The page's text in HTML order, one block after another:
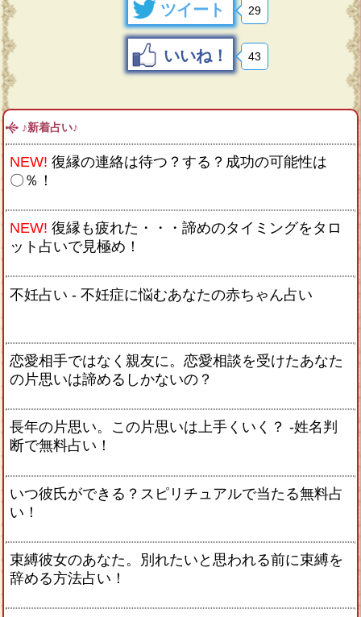
ツイート 29
いいね！ 43
♪新着占い♪
NEW! 復縁の連絡は待つ？する？成功の可能性は
〇％！
NEW! 復縁も疲れた・・・諦めのタイミングをタロ
ット占いで見極め！
不妊占い - 不妊症に悩むあなたの赤ちゃん占い
恋愛相手ではなく親友に。恋愛相談を受けたあなた
の片思いは諦めるしかないの？
長年の片思い。この片思いは上手くいく？ -姓名判
断で無料占い！
いつ彼氏ができる？スピリチュアルで当たる無料占
い！
束縛彼女のあなた。別れたいと思われる前に束縛を
辞める方法占い！